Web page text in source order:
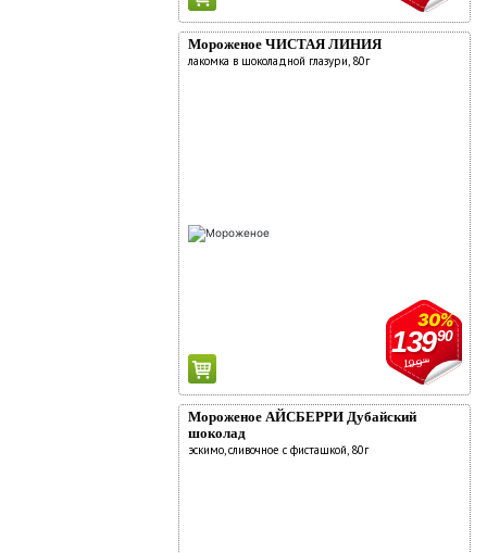
Мороженое ЧИСТАЯ ЛИНИЯ
лакомка в шоколадной глазури, 80г
19990
30%
13990
Мороженое АЙСБЕРРИ Дубайский
шоколад
эскимо, сливочное с фисташкой, 80г